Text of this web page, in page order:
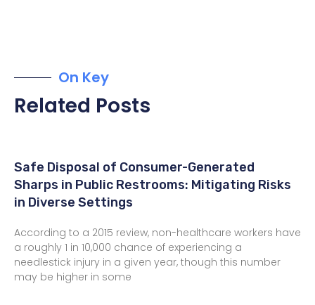
On Key
Related Posts
Safe Disposal of Consumer-Generated
Sharps in Public Restrooms: Mitigating Risks
in Diverse Settings
According to a 2015 review, non-healthcare workers have
a roughly 1 in 10,000 chance of experiencing a
needlestick injury in a given year, though this number
may be higher in some